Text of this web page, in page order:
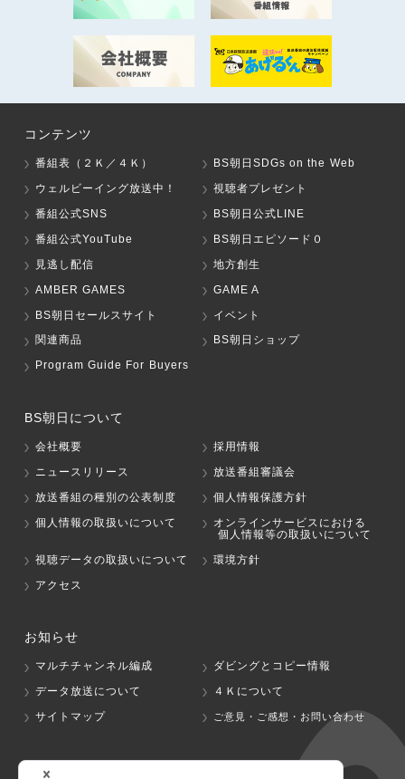
コンテンツ
番組表（２Ｋ／４Ｋ）
BS朝日SDGs on the Web
ウェルビーイング放送中！
視聴者プレゼント
番組公式SNS
BS朝日公式LINE
番組公式YouTube
BS朝日エピソード０
見逃し配信
地方創生
AMBER GAMES
GAME A
BS朝日セールスサイト
イベント
関連商品
BS朝日ショップ
Program Guide For Buyers
BS朝日について
会社概要
採用情報
ニュースリリース
放送番組審議会
放送番組の種別の公表制度
個人情報保護方針
個人情報の取扱いについて
オンラインサービスにおける
個人情報等の取扱いについて
視聴データの取扱いについて
環境方針
アクセス
お知らせ
マルチチャンネル編成
ダビングとコピー情報
データ放送について
４Ｋについて
サイトマップ
ご意見・ご感想・お問い合わせ
グループ会社